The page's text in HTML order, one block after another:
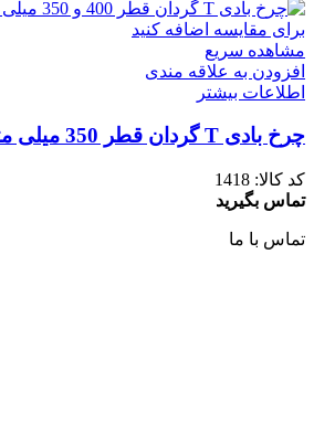
برای مقایسه اضافه کنید
مشاهده سریع
افزودن به علاقه مندی
اطلاعات بیشتر
چرخ بادی T گردان قطر 350 میلی متر
کد کالا: 1418
تماس بگیرید
تماس با ما